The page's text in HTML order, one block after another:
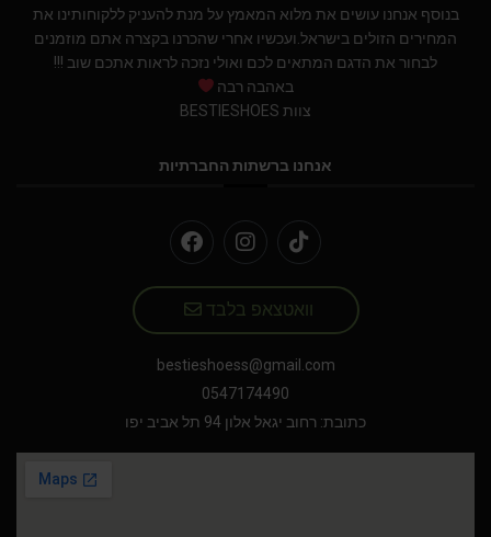
בנוסף אנחנו עושים את מלוא המאמץ על מנת להעניק ללקוחותינו את
המחירים הזולים בישראל.ועכשיו אחרי שהכרנו בקצרה אתם מוזמנים
לבחור את הדגם המתאים לכם ואולי נזכה לראות אתכם שוב !!!
באהבה רבה
צוות BESTIESHOES
אנחנו ברשתות החברתיות
וואטצאפ בלבד
bestieshoess@gmail.com
0547174490
כתובת: רחוב יגאל אלון 94 תל אביב יפו